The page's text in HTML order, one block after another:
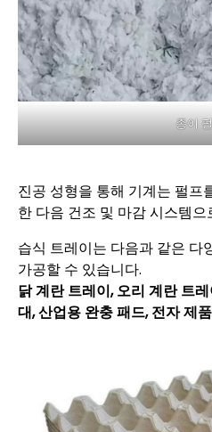
종이
진공 성형을 통해 기계는 펄프
한 다음 건조 및 마감 시스템으
습식 트레이는 다음과 같은 다
가공할 수 있습니다.
닭 계란 트레이, 오리 계란 트
대, 산업용 완충 패드, 전자 제